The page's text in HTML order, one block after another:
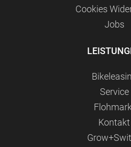
Сookies
Jobs
Service
Kontakt